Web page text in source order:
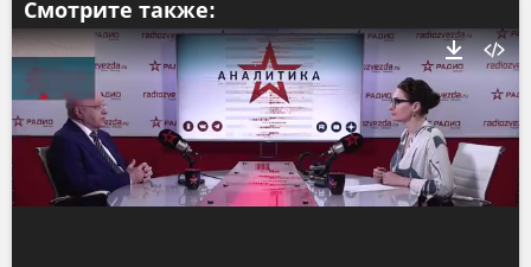
Смотрите также: